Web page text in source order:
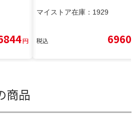
円
マイストア在庫： 1929
税込 6960
商品